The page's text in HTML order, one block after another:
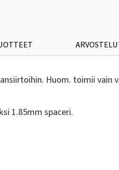
Huom. toimii vain
1.85mm spaceri.